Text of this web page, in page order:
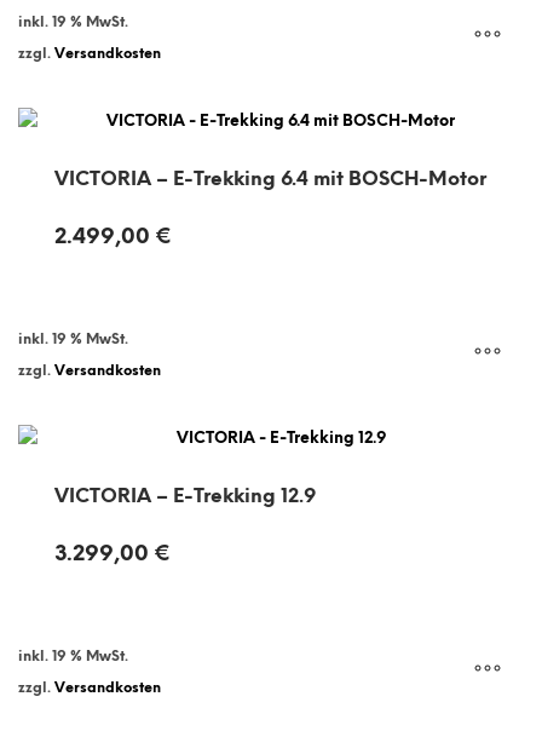
inkl. 19 % MwSt.
zzgl. Versandkosten
VICTORIA – E-Trekking 6.4 mit BOSCH-Motor
2.499,00 €
inkl. 19 % MwSt.
zzgl. Versandkosten
VICTORIA – E-Trekking 12.9
3.299,00 €
inkl. 19 % MwSt.
zzgl. Versandkosten